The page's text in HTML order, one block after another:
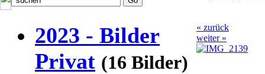
2023 - Bilder
Privat (16 Bilder)
« zurück
weiter »